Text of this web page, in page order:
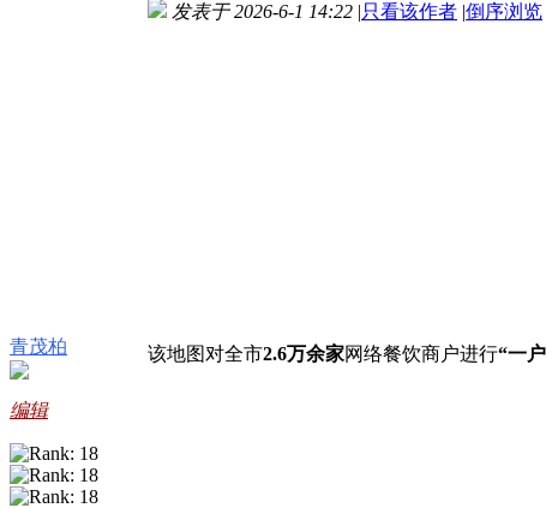
青茂柏
编辑
发表于 2026-6-1 14:22 |只看该作者 |倒序浏览
该地图对全市2.6万余家网络餐饮商户进行“一